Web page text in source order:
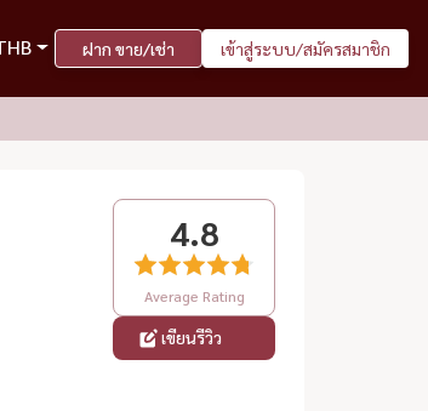
ฝาก ขาย/เช่า เข้าสู่ระบบ/สมัครสมาชิก
4.8
Average Rating
เขียนรีวิว